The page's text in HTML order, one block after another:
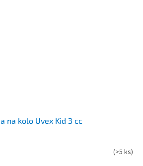
na kolo Uvex Kid 3 cc
(>5 ks)